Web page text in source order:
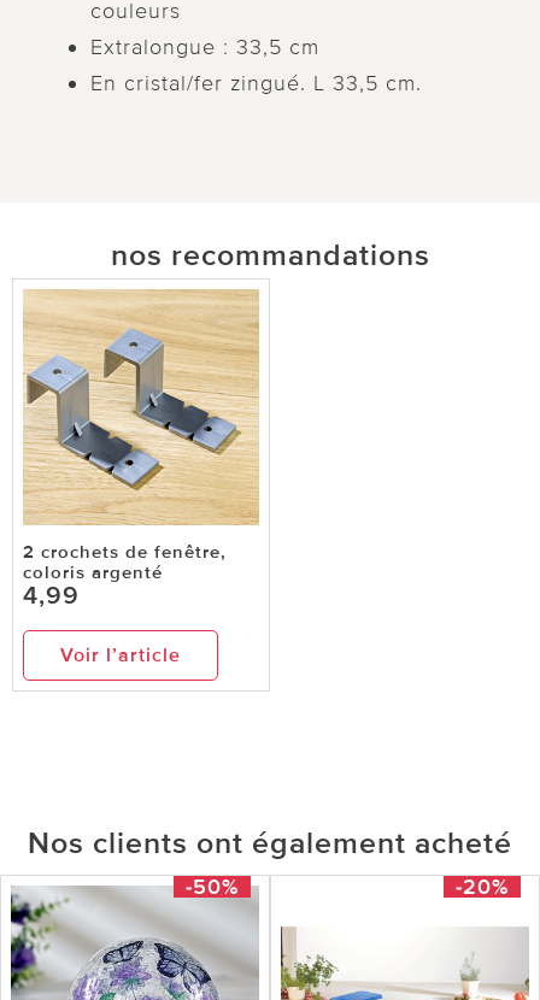
couleurs
Extralongue : 33,5 cm
En cristal/fer zingué. L 33,5 cm.
nos recommandations
2 crochets de fenêtre,
coloris argenté
4,99
Voir l’article
Nos clients ont également acheté
-50% -20%